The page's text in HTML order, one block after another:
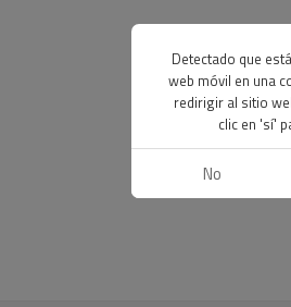
Detectado que
web móvil en una
redirigir al sitio
clic en 'sí'
No